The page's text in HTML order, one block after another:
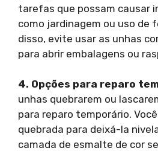
tarefas que possam causar
como jardinagem ou uso de
disso, evite usar as unhas
para abrir embalagens ou
4. Opções para reparo
unhas quebrarem ou
para reparo temporário.
quebrada para deixá-la
camada de esmalte de cor